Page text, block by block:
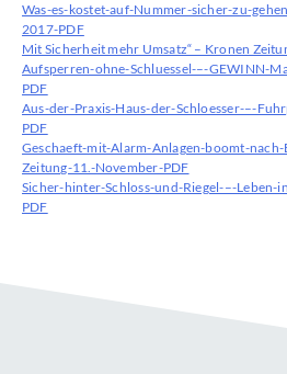
Was-es-kostet-auf-Nummer-sicher-zu-
2017-PDF
Mit Sicherheit mehr Umsatz“ – Kronen
Aufsperren-ohne-Schluessel-–-GEWINN-
PDF
Aus-der-Praxis-Haus-der-Schloesser-–-
PDF
Geschaeft-mit-Alarm-Anlagen-boomt-
Zeitung-11.-November-PDF
Sicher-hinter-Schloss-und-Riegel-–-
PDF